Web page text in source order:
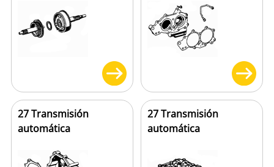
27 Transmisión
automática
27 Transmisión
automática